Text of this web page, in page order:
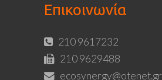
Επικοινωνία
210 9617232
210 9629488
ecosynergy@otenet.gr